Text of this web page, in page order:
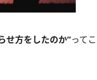
せ方をしたのか”ってこ